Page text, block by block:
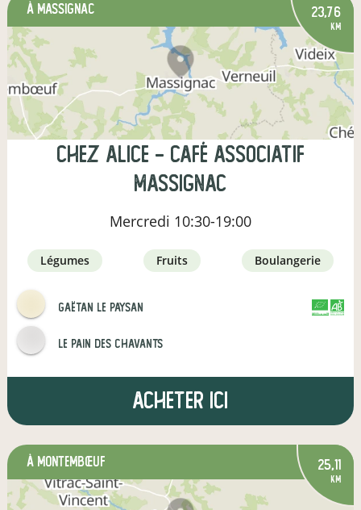
à Massignac 23,76
km
Chez Alice - café associatif
Massignac
Mercredi 10:30-19:00
légumes fruits boulangerie
Gaëtan le paysan CERTIFIÉ PAR
AGRICULTURE FRANCE
Le pain des Chavants
Acheter ici
à Montembœuf 25,11
km